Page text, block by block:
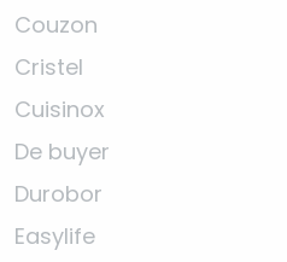
Couzon
Cristel
Cuisinox
De buyer
Durobor
Easylife